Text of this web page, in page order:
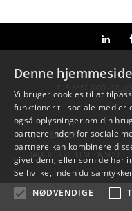
SDU VEJVISER
DATABESKYTTELSE PÅ SDU
Denne
Vi bruger cookies til at
funktioner til sociale medier
også oplysninger om din
partnere inden for sociale
partnere kan kombinere
givet dem, eller som de har
Se hvilke, inden du
NØDVENDIGE